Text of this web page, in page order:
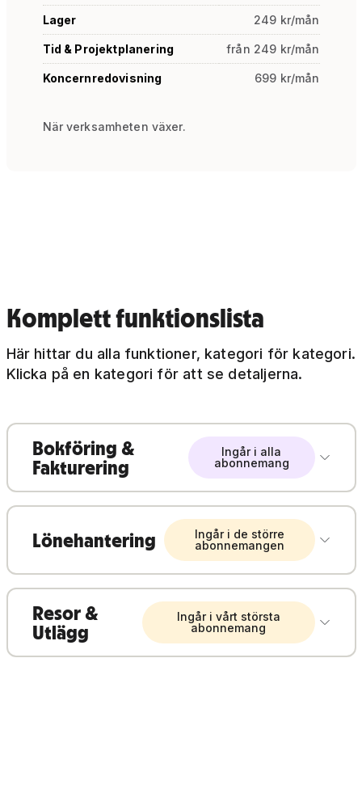
Lager 249 kr/mån
Tid & Projektplanering från 249 kr/mån
Koncernredovisning 699 kr/mån
När verksamheten växer.
Komplett funktionslista
Här hittar du alla funktioner, kategori för kategori.
Klicka på en kategori för att se detaljerna.
Bokföring &
Fakturering
Ingår i alla
abonnemang
Lönehantering
Ingår i de större
abonnemangen
Resor &
Utlägg
Ingår i vårt största
abonnemang